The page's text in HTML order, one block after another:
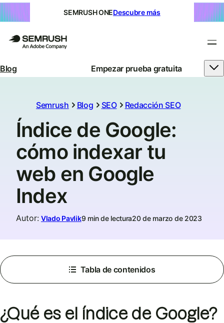
SEMRUSH ONEDescubre más
Blog Empezar prueba gratuita
Semrush Blog SEO Redacción SEO
Índice de Google:
cómo indexar tu
web en Google
Index
Autor: Vlado Pavlik9 min de lectura20 de marzo de 2023
Tabla de contenidos
¿Qué es el índice de Google?